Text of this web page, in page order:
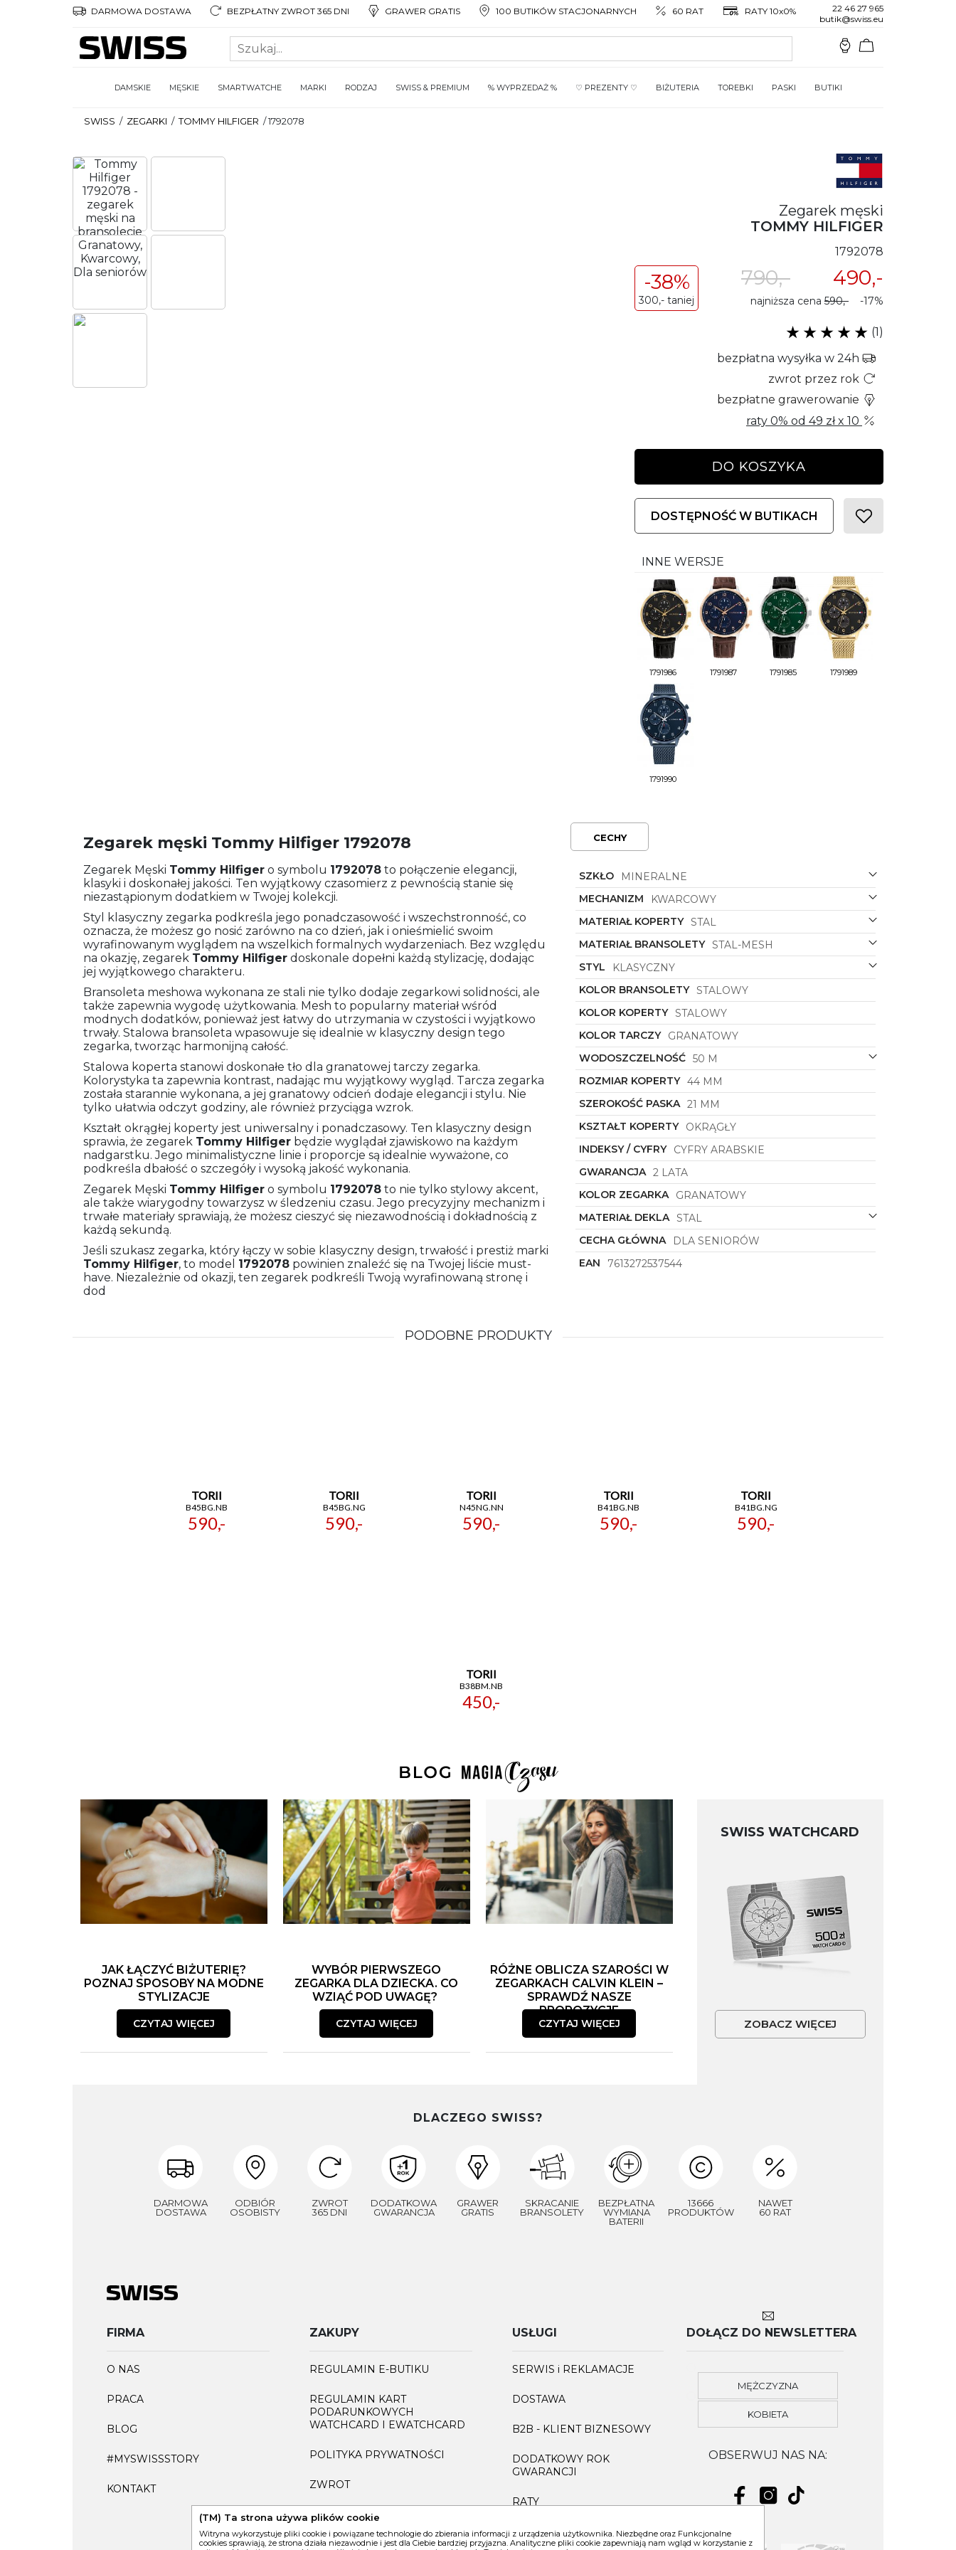
DARMOWA DOSTAWA BEZPŁATNY ZWROT 365 DNI GRAWER GRATIS 100 BUTIKÓW STACJONARNYCH 60 RAT RATY 10x0%
22 46 27 965
butik@swiss.eu
DAMSKIE MĘSKIE SMARTWATCHE MARKI RODZAJ SWISS & PREMIUM % WYPRZEDAŻ % ♡ PREZENTY ♡ BIŻUTERIA TOREBKI PASKI BUTIKI
SWISS / ZEGARKI / TOMMY HILFIGER /1792078
Zegarek męski
TOMMY HILFIGER
1792078
490,-
-38%
300,- taniej
790,-
najniższa cena 590,- -17%
(1)
bezpłatna wysyłka w 24h
zwrot przez rok
bezpłatne grawerowanie
raty 0% od 49 złx 10
DO KOSZYKA
DOSTĘPNOŚĆ W BUTIKACH
INNE WERSJE
1791986 1791987 1791985 1791989
1791990
Zegarek męski Tommy Hilfiger 1792078
Zegarek Męski Tommy Hilfiger o symbolu 1792078 to połączenie elegancji,
klasyki i doskonałej jakości. Ten wyjątkowy czasomierz z pewnością stanie się
niezastąpionym dodatkiem w Twojej kolekcji.
Styl klasyczny zegarka podkreśla jego ponadczasowość i wszechstronność, co
oznacza, że możesz go nosić zarówno na co dzień, jak i onieśmielić swoim
wyrafinowanym wyglądem na wszelkich formalnych wydarzeniach. Bez względu
na okazję, zegarek Tommy Hilfiger doskonale dopełni każdą stylizację, dodając
jej wyjątkowego charakteru.
Bransoleta meshowa wykonana ze stali nie tylko dodaje zegarkowi solidności, ale
także zapewnia wygodę użytkowania. Mesh to popularny materiał wśród
modnych dodatków, ponieważ jest łatwy do utrzymania w czystości i wyjątkowo
trwały. Stalowa bransoleta wpasowuje się idealnie w klasyczny design tego
zegarka, tworząc harmonijną całość.
Stalowa koperta stanowi doskonałe tło dla granatowej tarczy zegarka.
Kolorystyka ta zapewnia kontrast, nadając mu wyjątkowy wygląd. Tarcza zegarka
została starannie wykonana, a jej granatowy odcień dodaje elegancji i stylu. Nie
tylko ułatwia odczyt godziny, ale również przyciąga wzrok.
Kształt okrągłej koperty jest uniwersalny i ponadczasowy. Ten klasyczny design
sprawia, że zegarek Tommy Hilfiger będzie wyglądał zjawiskowo na każdym
nadgarstku. Jego minimalistyczne linie i proporcje są idealnie wyważone, co
podkreśla dbałość o szczegóły i wysoką jakość wykonania.
Zegarek Męski Tommy Hilfiger o symbolu 1792078 to nie tylko stylowy akcent,
ale także wiarygodny towarzysz w śledzeniu czasu. Jego precyzyjny mechanizm i
trwałe materiały sprawiają, że możesz cieszyć się niezawodnością i dokładnością z
każdą sekundą.
Jeśli szukasz zegarka, który łączy w sobie klasyczny design, trwałość i prestiż marki
Tommy Hilfiger, to model 1792078 powinien znaleźć się na Twojej liście must-
have. Niezależnie od okazji, ten zegarek podkreśli Twoją wyrafinowaną stronę i
dod
CECHY
SZKŁO
MINERALNE
MECHANIZM
KWARCOWY
MATERIAŁ KOPERTY STAL
MATERIAŁ BRANSOLETY STAL-MESH
STYL
KLASYCZNY
KOLOR BRANSOLETY STALOWY
KOLOR KOPERTY STALOWY
KOLOR TARCZY
GRANATOWY
WODOSZCZELNOŚĆ 50 M
ROZMIAR KOPERTY 44 MM
SZEROKOŚĆ PASKA 21 MM
KSZTAŁT KOPERTY
OKRĄGŁY
INDEKSY / CYFRY
CYFRY ARABSKIE
GWARANCJA 2 LATA
KOLOR ZEGARKA
GRANATOWY
MATERIAŁ DEKLA STAL
CECHA GŁÓWNA
DLA SENIORÓW
EAN
7613272537544
PODOBNE PRODUKTY
TORII
B45BG.NB
590,-
TORII
B45BG.NG
590,-
TORII
N45NG.NN
590,-
TORII
B41BG.NB
590,-
TORII
B41BG.NG
590,-
TORII
B38BM.NB
450,-
JAK ŁĄCZYĆ BIŻUTERIĘ?
POZNAJ SPOSOBY NA MODNE
STYLIZACJE
CZYTAJ WIĘCEJ
WYBÓR PIERWSZEGO
ZEGARKA DLA DZIECKA. CO
WZIĄĆ POD UWAGĘ?
CZYTAJ WIĘCEJ
RÓŻNE OBLICZA SZAROŚCI W
ZEGARKACH CALVIN KLEIN –
SPRAWDŹ NASZE
PROPOZYCJE
CZYTAJ WIĘCEJ
SWISS WATCHCARD
ZOBACZ WIĘCEJ
DLACZEGO SWISS?
DARMOWA
DOSTAWA
ODBIÓR
OSOBISTY
ZWROT
365 DNI
DODATKOWA
GWARANCJA
GRAWER
GRATIS
SKRACANIE
BRANSOLETY
BEZPŁATNA
WYMIANA
BATERII
13666
PRODUKTÓW
NAWET
60 RAT
FIRMA
O NAS
PRACA
BLOG
#MYSWISSSTORY
KONTAKT
ZAKUPY
REGULAMIN E-BUTIKU
REGULAMIN KART
PODARUNKOWYCH
WATCHCARD I EWATCHCARD
POLITYKA PRYWATNOŚCI
ZWROT
FAQ
USŁUGI
SERWIS i REKLAMACJE
DOSTAWA
B2B - KLIENT BIZNESOWY
DODATKOWY ROK
GWARANCJI
RATY
GRAWEROWANIE
DOŁĄCZ DO NEWSLETTERA
MĘŻCZYZNA
KOBIETA
OBSERWUJ NAS NA:
(TM) Ta strona używa plików cookie
Witryna wykorzystuje pliki cookie i powiązane technologie do zbierania informacji z urządzenia użytkownika. Niezbędne oraz Funkcjonalne
cookies sprawiają, że strona działa niezawodnie i jest dla Ciebie bardziej przyjazna. Analityczne pliki cookie zapewniają nam wgląd w korzystanie z